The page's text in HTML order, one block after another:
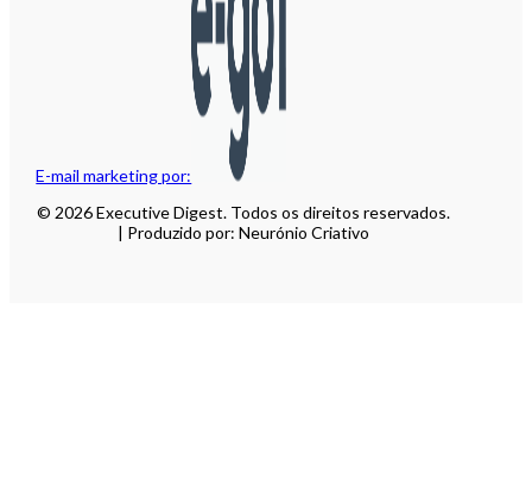
E-mail marketing por:
© 2026 Executive Digest. Todos os direitos reservados.
| Produzido por: Neurónio Criativo